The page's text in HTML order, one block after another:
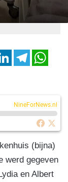
Li
e
n
T
gr
a
m
s
A
p
p
NineForNews.nl
(bijna)
werd gegeven
en Albert